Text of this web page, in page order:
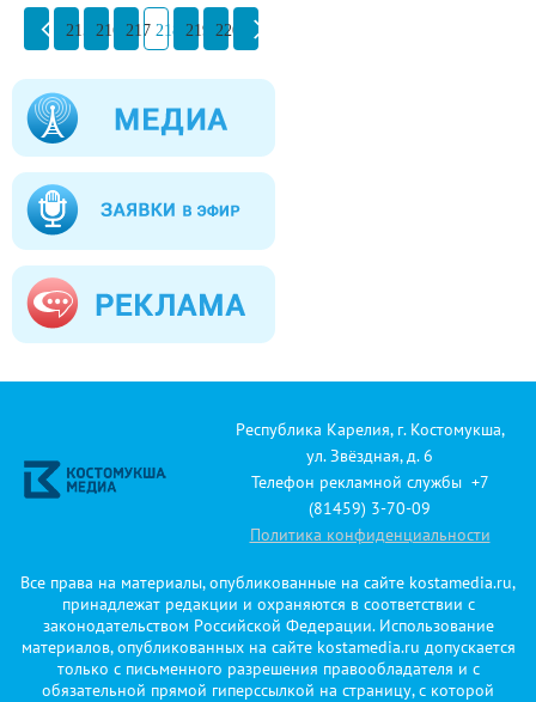
215 216 217 218 219 220
Республика Карелия, г. Костомукша,
ул. Звёздная, д. 6
Телефон рекламной службы +7
(81459) 3-70-09
Политика конфиденциальности
Все права на материалы, опубликованные на сайте kostamedia.ru,
принадлежат редакции и охраняются в соответствии с
законодательством Российской Федерации. Использование
материалов, опубликованных на сайте kostamedia.ru допускается
только с письменного разрешения правообладателя и с
обязательной прямой гиперссылкой на страницу, с которой